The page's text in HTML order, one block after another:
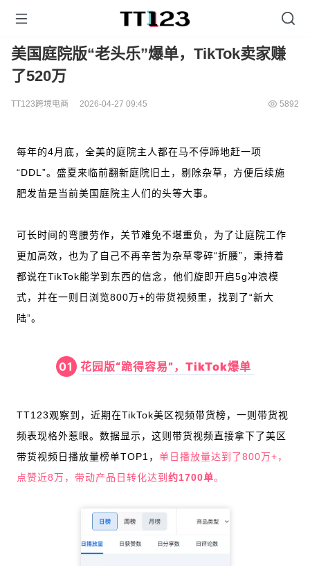
美国庭院版“老头乐”爆单，TikTok卖家赚
了520万
TT123跨境电商 2026-04-27 09:45 5892
每年的4月底，全美的庭院主人都在马不停蹄地赶一项
“DDL”。盛夏来临前翻新庭院旧土，剔除杂草，方便后续施
肥发苗是当前美国庭院主人们的头等大事。
可长时间的弯腰劳作，关节难免不堪重负，为了让庭院工作
更加高效，也为了自己不再辛苦为杂草零碎“折腰”，秉持着
都说在TikTok能学到东西的信念，他们旋即开启5g冲浪模
式，并在一则日浏览800万+的带货视频里，找到了“新大
陆”。
01 花园版“跪得容易”，TikTok爆单
TT123观察到，近期在TikTok美区视频带货榜，一则带货视
频表现格外惹眼。数据显示，这则带货视频直接拿下了美区
带货视频日播放量榜单TOP1， 单日播放量达到了800万+，
点赞近8万，带动产品日转化达到 约1700单。